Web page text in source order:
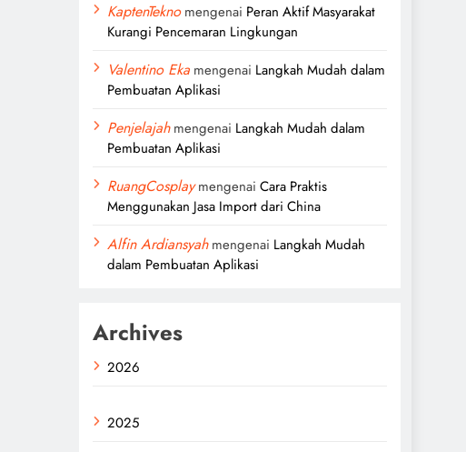
KaptenTeknomengenai Peran Aktif Masyarakat
Kurangi Pencemaran Lingkungan
Valentino Eka mengenai Langkah Mudah dalam
Pembuatan Aplikasi
Penjelajahmengenai Langkah Mudah dalam
Pembuatan Aplikasi
RuangCosplaymengenai Cara Praktis
Menggunakan Jasa Import dari China
Alfin Ardiansyahmengenai Langkah Mudah
dalam Pembuatan Aplikasi
Archives
2026
2025